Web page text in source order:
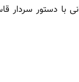
با دستور سردار